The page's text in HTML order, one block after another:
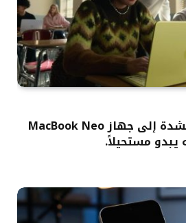
يحتاج نظام ويندوز بشدة إلى جهاز MacBook Neo
مستحيلاً.